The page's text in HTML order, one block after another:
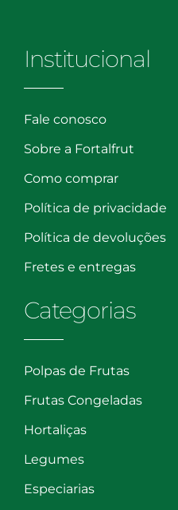
Institucional
Fale conosco
Sobre a Fortalfrut
Como comprar
Política de privacidade
Política de devoluções
Fretes e entregas
Categorias
Polpas de Frutas
Frutas Congeladas
Hortaliças
Legumes
Especiarias